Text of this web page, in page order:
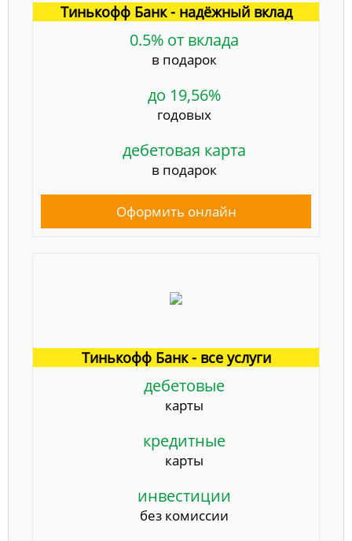
Тинькофф Банк - надёжный вклад
0.5% от вклада
в подарок
до 19,56%
годовых
дебетовая карта
в подарок
Оформить онлайн
Тинькофф Банк - все услуги
дебетовые
карты
кредитные
карты
инвестиции
без комиссии